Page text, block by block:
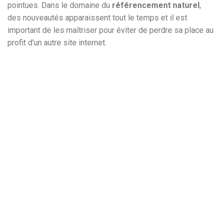
pointues. Dans le domaine du référencement naturel ,
des nouveautés apparaissent tout le temps et il est
important de les maîtriser pour éviter de perdre sa place au
profit d’un autre site internet.